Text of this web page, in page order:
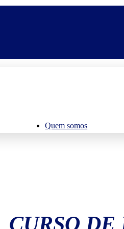
Quem somos
CURSO DE